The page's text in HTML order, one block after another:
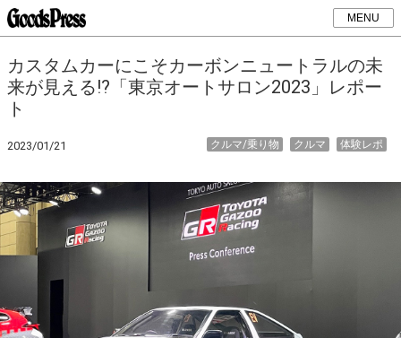
MENU
カスタムカーにこそカーボンニュートラルの未
来が見える!?「東京オートサロン2023」レポー
ト
2023/01/21 体験レポ
クルマ
クルマ/乗り物